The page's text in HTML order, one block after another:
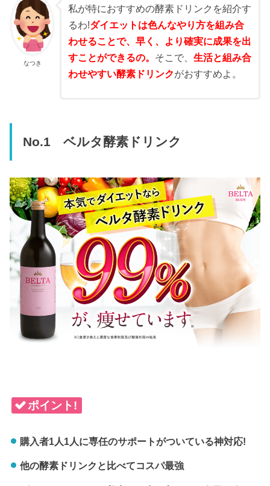
なつき
私が特におすすめの酵素ドリンクを紹介す
るわ!ダイエットは色んなやり方を組み合
わせることで、早く、より確実に成果を出
すことができるの。 そこで、 生活と組み合
わせやすい酵素ドリンクがおすすめよ。
No.1 ベルタ酵素ドリンク
ポイント!
購入者1人1人に専任のサポートがついている神対応!
他の酵素ドリンクと比べてコスパ最強